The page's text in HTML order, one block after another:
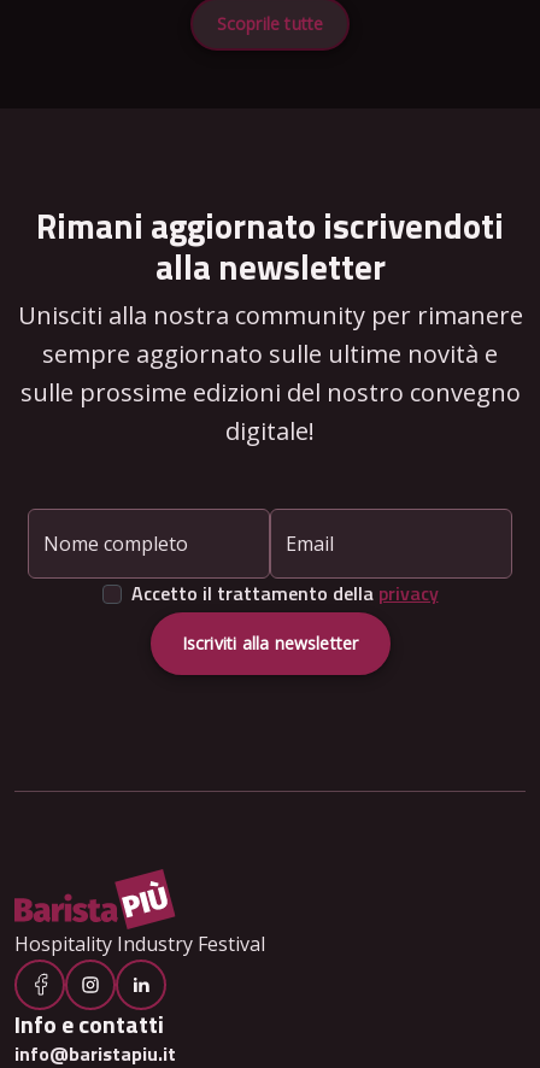
Scoprile tutte
Rimani aggiornato iscrivendoti
alla newsletter
Unisciti alla nostra community per rimanere
sempre aggiornato sulle ultime novità e
sulle prossime edizioni del nostro convegno
digitale!
Nome completo Email
Accetto il trattamento della privacy
Iscriviti alla newsletter
Hospitality Industry Festival
Info e contatti
info@baristapiu.it